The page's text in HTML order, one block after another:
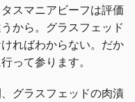
スマニアビーフは評価
から。グラスフェッド
ればわからない。だか
って参ります。
グラスフェッドの肉漬